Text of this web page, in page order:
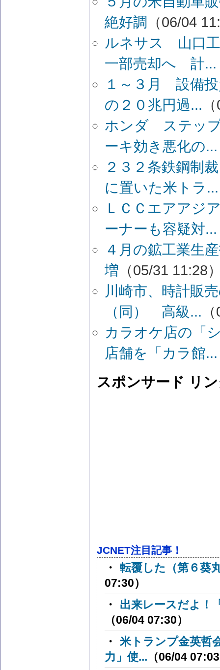
絶好調 （06/04
ルネサス 山口
一部売却へ 計...
１～３月 設備
の２０兆円過...
ホンダ ステッ
ーキ効き悪化の...
２３２条鉄鋼制
に置いた米トラ...
ＬＣＣエアア
ーナーも容疑対...
４月の鉱工業生
増 （05/31 11:28
川崎市、時計販
（同） 高級...
カラオケ店の
店舗を「カラ館...
スポンサード リ
JCNET注目記事！
・ 転覆した（第６葵
07:30）
・
出来レースだよ！
（06/04 07:30）
・ 米トランプ金英哲
力」使... （06/04